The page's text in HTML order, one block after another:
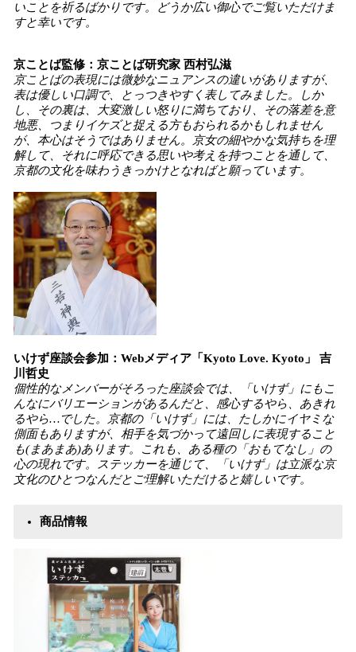
いことを祈るばかりです。どうか広い御心でご覧いただけま
すと幸いです。
京ことば監修：京ことば研究家 西村弘滋
京ことばの表現には微妙なニュアンスの違いがありますが、
表は優しい口調で、とっつきやすく表してみました。しか
し、その裏は、大変激しい怒りに満ちており、その落差を意
地悪、つまりイケズと捉える方もおられるかもしれません
が、本心はそうではありません。京女の細やかな気持ちを理
解して、それに呼応できる思いや考えを持つことを通して、
京都の文化を味わうきっかけとなればと願っています。
いけず座談会参加：Webメディア「Kyoto Love. Kyoto」 吉
川哲史
個性的なメンバーがそろった座談会では、「いけず」にもこ
んなにバリエーションがあるんだと、感心するやら、あきれ
るやら…でした。京都の「いけず」には、たしかにイヤミな
側面もありますが、相手を気づかって遠回しに表現すること
も(まあまあ)あります。これも、ある種の「おもてなし」の
心の現れです。ステッカーを通じて、「いけず」は立派な京
文化のひとつなんだとご理解いただけると嬉しいです。
商品情報